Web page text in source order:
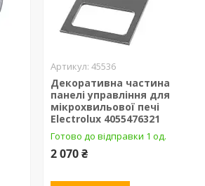
45536
Декоративна частина
панелі управління для
мікрохвильової печі
Electrolux 4055476321
Готово до відправки 1 од.
2 070 ₴